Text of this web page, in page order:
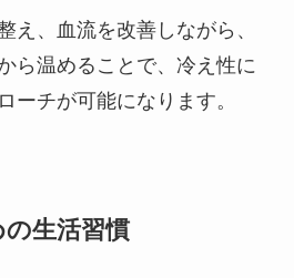
え、血流を改善しながら、
ら温めることで、冷え性に
ーチが可能になります。
生活習慣